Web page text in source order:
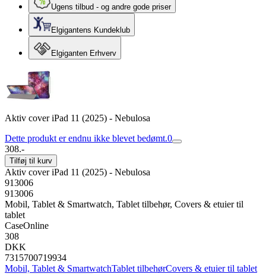
Ugens tilbud - og andre gode priser
Elgigantens Kundeklub
Elgiganten Erhverv
Aktiv cover iPad 11 (2025) - Nebulosa
Dette produkt er endnu ikke blevet bedømt.0
308.-
Tilføj til kurv
Aktiv cover iPad 11 (2025) - Nebulosa
913006
913006
Mobil, Tablet & Smartwatch, Tablet tilbehør, Covers & etuier til
tablet
CaseOnline
308
DKK
7315700719934
Mobil, Tablet & SmartwatchTablet tilbehørCovers & etuier til tablet